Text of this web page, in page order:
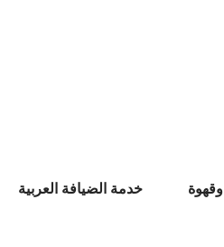
خدمة الضيافة العربية